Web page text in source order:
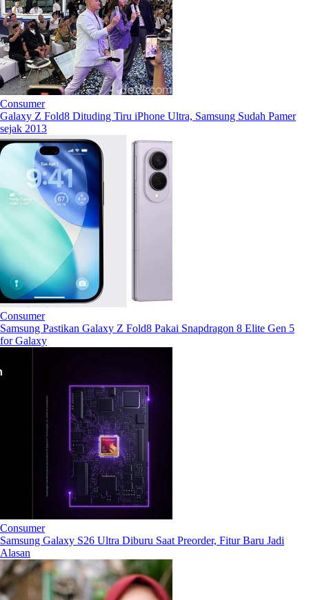
Consumer
Galaxy Z Fold8 Dituding Tiru iPhone Ultra, Samsung Sudah Pamer
sejak 2013
Consumer
Samsung Pastikan Galaxy Z Fold8 Pakai Snapdragon 8 Elite Gen 5
for Galaxy
Consumer
Samsung Galaxy S26 Ultra Diburu Saat Preorder, Fitur Baru Jadi
Alasan